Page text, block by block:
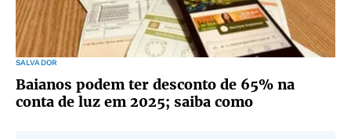
SALVADOR
Baianos podem ter desconto de 65% na
conta de luz em 2025; saiba como